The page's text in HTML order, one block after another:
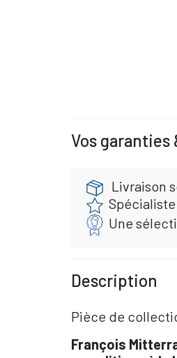
Vos
Livraison
Une
Description
Pièce de
François